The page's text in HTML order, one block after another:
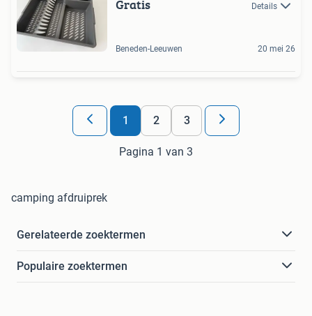
Gratis Details
Beneden-Leeuwen 20 mei 26
1 2 3
Pagina 1 van 3
camping afdruiprek
Gerelateerde zoektermen
Populaire zoektermen